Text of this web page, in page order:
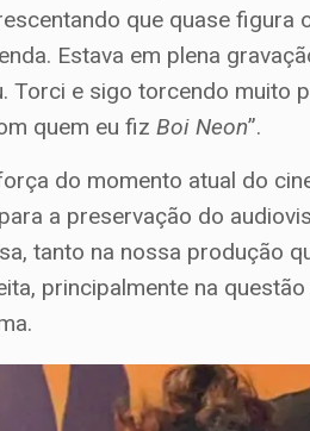
que quase figura
Estava em plena
Torci e sigo torcendo muito
quem eu fizBoi Neon”.
do momento atual do
a preservação do
tanto na nossa produção
principalmente na